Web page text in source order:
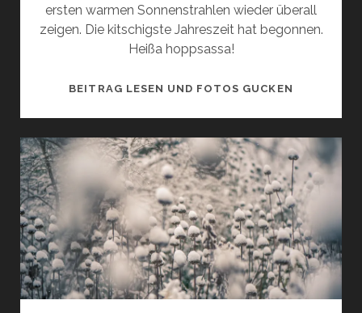
ersten warmen Sonnenstrahlen wieder überall
zeigen. Die kitschigste Jahreszeit hat begonnen.
Heißa hoppsassa!
BEITRAG LESEN UND FOTOS GUCKEN